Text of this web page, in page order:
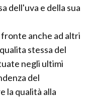
dell'uva e della sua
anche ad altri
stessa del
negli ultimi
del
la qualità alla